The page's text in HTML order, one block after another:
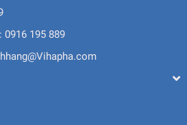
0916 195 889